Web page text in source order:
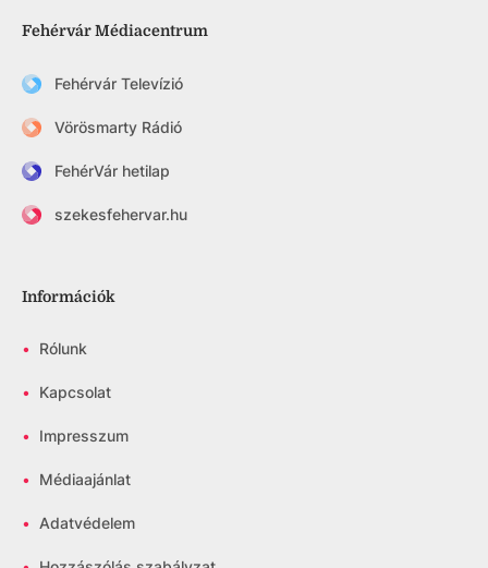
Fehérvár Médiacentrum
Fehérvár Televízió
Vörösmarty Rádió
FehérVár hetilap
szekesfehervar.hu
Információk
• Rólunk
• Kapcsolat
• Impresszum
• Médiaajánlat
• Adatvédelem